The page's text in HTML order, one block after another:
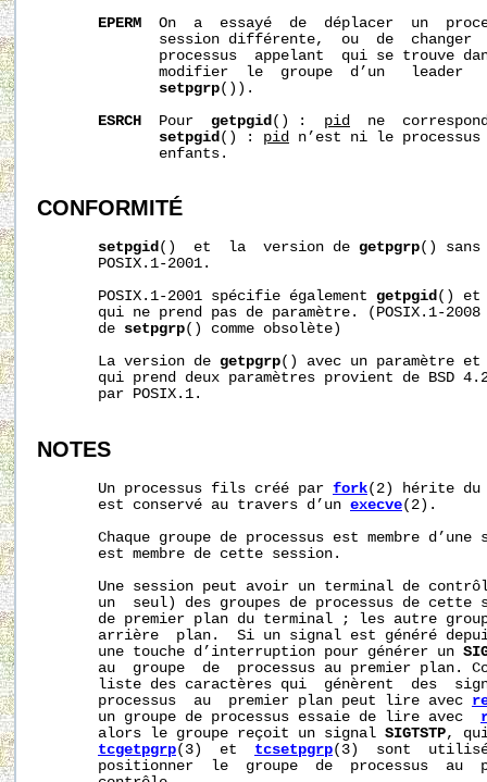
EPERM
On  a  essayé  de  déplacer  un
session différente,  ou  de  changer
processus  appelant  qui se trouve
modifier  le  groupe  d’un   leader
setpgrp()).
ESRCH
  Pour
getpgid () : pid
ne
setpgid () : pid
n’est ni le
              enfants.
CONFORMITÉ
setpgid()  et  la  version de getpgrp() sans
       POSIX.1-2001.
       POSIX.1-2001 spécifie également
getpgid() et
qui ne prend pas de paramètre. (POSIX.1-
       de
setpgrp() comme obsolète)
       La version de
getpgrp() avec un paramètre
qui prend deux paramètres provient de BSD
       par POSIX.1.
NOTES
       Un processus fils créé par
fork(2) hérite du
       est conservé au travers d’un
execve(2).
Chaque groupe de processus est membre d’une
       est membre de cette session.
Une session peut avoir un terminal de
un  seul) des groupes de processus de cette
de premier plan du terminal ; les autre
arrière  plan.  Si un signal est généré
       une touche d’interruption pour générer un
au  groupe  de  processus au premier plan.
liste des caractères qui  génèrent  des
       processus  au  premier plan peut lire avec
       un groupe de processus essaie de lire avec
       alors le groupe reçoit un signal
SIGTSTP,
tcgetpgrp(3)  et tcsetpgrp(3)  sont
positionner  le  groupe  de  processus  au